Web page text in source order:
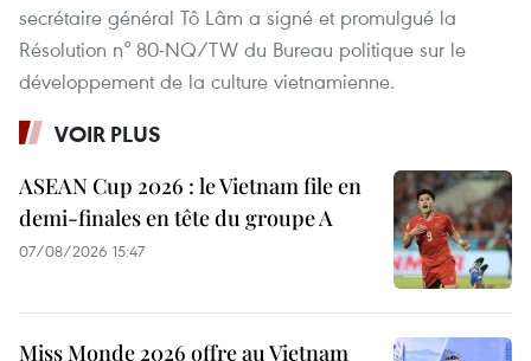
secrétaire général Tô Lâm a signé et promulgué la
Résolution n° 80-NQ/TW du Bureau politique sur le
développement de la culture vietnamienne.
VOIR PLUS
ASEAN Cup 2026 : le Vietnam file en
demi-finales en tête du groupe A
07/08/2026 15:47
Miss Monde 2026 offre au Vietnam